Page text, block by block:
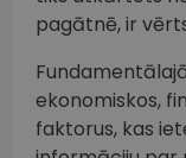
pagātnē, ir
ekonomiskos,
faktorus, kas